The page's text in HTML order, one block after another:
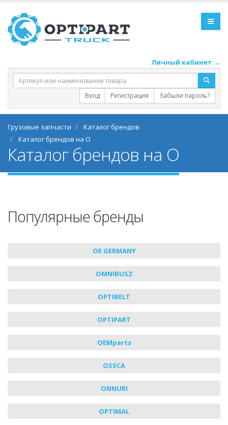
Личный кабинет →
Вход Регистрация Забыли пароль?
Грузовые запчасти
Каталог брендов
Каталог брендов на O
Каталог брендов на O
Популярные бренды
OE GERMANY
OMNIBUSZ
OPTIBELT
OPTIPART
OEMparts
OSSCA
ONNURI
OPTIMAL